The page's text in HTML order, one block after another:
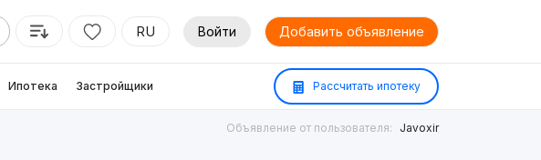
RU Войти Добавить объявление
Ипотека Застройщики Рассчитать ипотеку
Объявление от пользователя: Javoxir